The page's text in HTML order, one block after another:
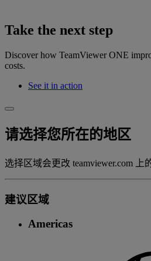
Take the next step
Discover how TeamViewer ONE
costs.
See it in action
请选择您所在的地区
选择区域会更改 teamviewer.com 上
建议区域
Americas